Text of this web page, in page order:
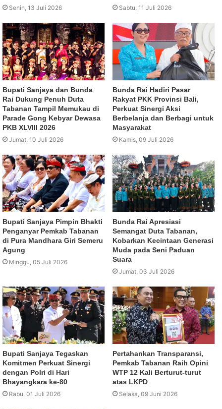
Senin, 13 Juli 2026 Sabtu, 11 Juli 2026
Bupati Sanjaya dan Bunda
Rai Dukung Penuh Duta
Tabanan Tampil Memukau di
Parade Gong Kebyar Dewasa
PKB XLVIII 2026
Jumat, 10 Juli 2026
Bunda Rai Hadiri Pasar
Rakyat PKK Provinsi Bali,
Perkuat Sinergi Aksi
Berbelanja dan Berbagi untuk
Masyarakat
Kamis, 09 Juli 2026
Bupati Sanjaya Pimpin Bhakti
Penganyar Pemkab Tabanan
di Pura Mandhara Giri Semeru
Agung
Minggu, 05 Juli 2026
Bunda Rai Apresiasi
Semangat Duta Tabanan,
Kobarkan Kecintaan Generasi
Muda pada Seni Paduan
Suara
Jumat, 03 Juli 2026
Bupati Sanjaya Tegaskan
Komitmen Perkuat Sinergi
dengan Polri di Hari
Bhayangkara ke-80
Rabu, 01 Juli 2026
Pertahankan Transparansi,
Pemkab Tabanan Raih Opini
WTP 12 Kali Berturut-turut
atas LKPD
Selasa, 09 Juni 2026